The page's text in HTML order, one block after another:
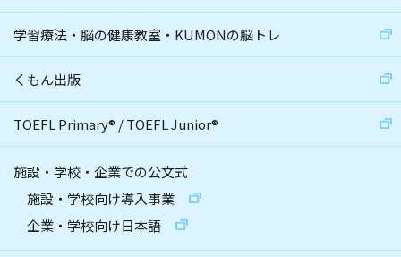
学習療法・脳の健康教室・KUMONの脳トレ
くもん出版
TOEFL Primary® /TOEFL Junior®
施設・学校・企業での公文式
施設・学校向け導入事業
企業・学校向け日本語